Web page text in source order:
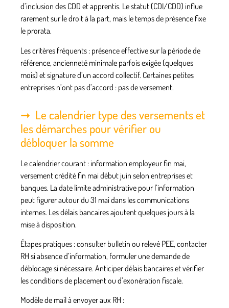
d’inclusion des CDD et apprentis. Le statut (CDI/CDD) influe
rarement sur le droit à la part, mais le temps de présence fixe
le prorata.
Les critères fréquents : présence effective sur la période de
référence, ancienneté minimale parfois exigée (quelques
mois) et signature d’un accord collectif. Certaines petites
entreprises n’ont pas d’accord : pas de versement.
Le calendrier type des versements et
les démarches pour vérifier ou
débloquer la somme
Le calendrier courant : information employeur fin mai,
versement crédité fin mai début juin selon entreprises et
banques. La date limite administrative pour l’information
peut figurer autour du 31 mai dans les communications
internes. Les délais bancaires ajoutent quelques jours à la
mise à disposition.
Étapes pratiques : consulter bulletin ou relevé PEE, contacter
RH si absence d’information, formuler une demande de
déblocage si nécessaire. Anticiper délais bancaires et vérifier
les conditions de placement ou d’exonération fiscale.
Modèle de mail à envoyer aux RH :